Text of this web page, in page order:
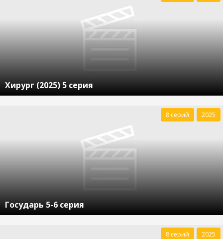
Хирург (2025) 5 серия
Государь 5-6 серия
8 серий 2025
8 серий 2025